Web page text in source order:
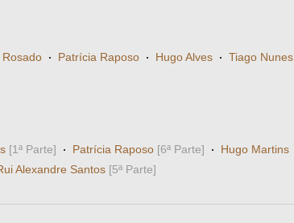
· Patrícia Raposo · Hugo Alves · Tiago Nunes
[1ª Parte] · Patrícia Raposo [6ª Parte] · Hugo Martins
Alexandre Santos [5ª Parte]